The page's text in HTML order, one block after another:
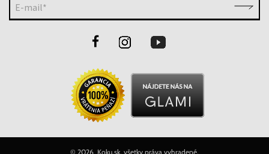
E-mail*
© 2026 Koku.sk, všetky práva vyhradené.